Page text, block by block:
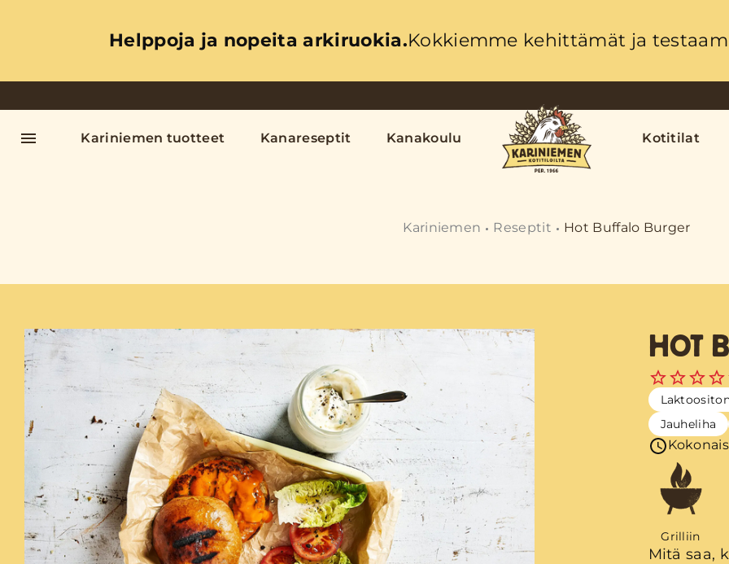
Helppoja ja nopeita arkiruokia.Kokkiemme kehittämät ja
Kariniemen tuotteet Kanareseptit Kanakoulu Kotitilat
Kariniemen Reseptit Hot Buffalo Burger
HOT
Jauheliha
Grilliin
Mitä saa,